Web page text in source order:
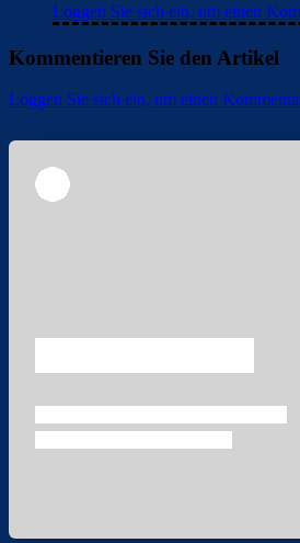
Loggen Sie sich ein, um einen
Kommentieren Sie den Artikel
Loggen Sie sich ein, um einen